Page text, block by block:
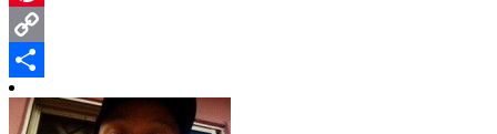
Pinterest
Copy
Link
Share